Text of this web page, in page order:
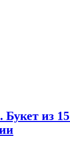
Букет из